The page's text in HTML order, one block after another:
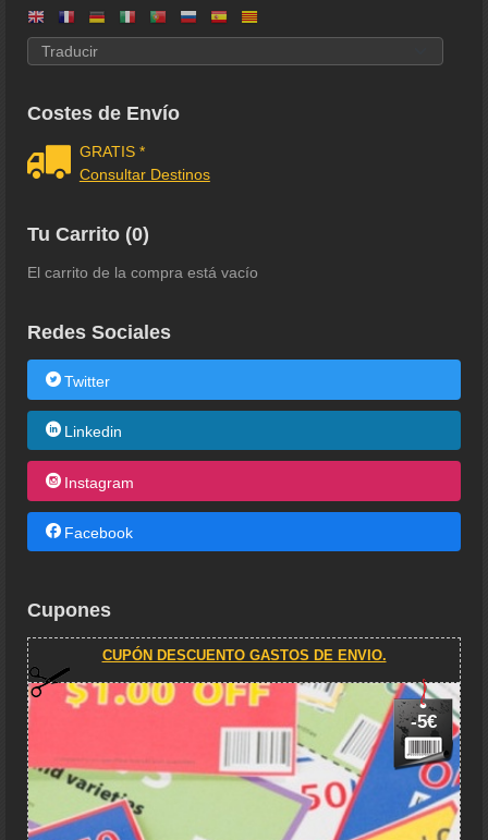
Costes de Envío
GRATIS *
Consultar Destinos
Tu Carrito (0)
El carrito de la compra está vacío
Redes Sociales
Twitter
Linkedin
Instagram
Facebook
Cupones
CUPÓN DESCUENTO GASTOS DE ENVIO.
-5€